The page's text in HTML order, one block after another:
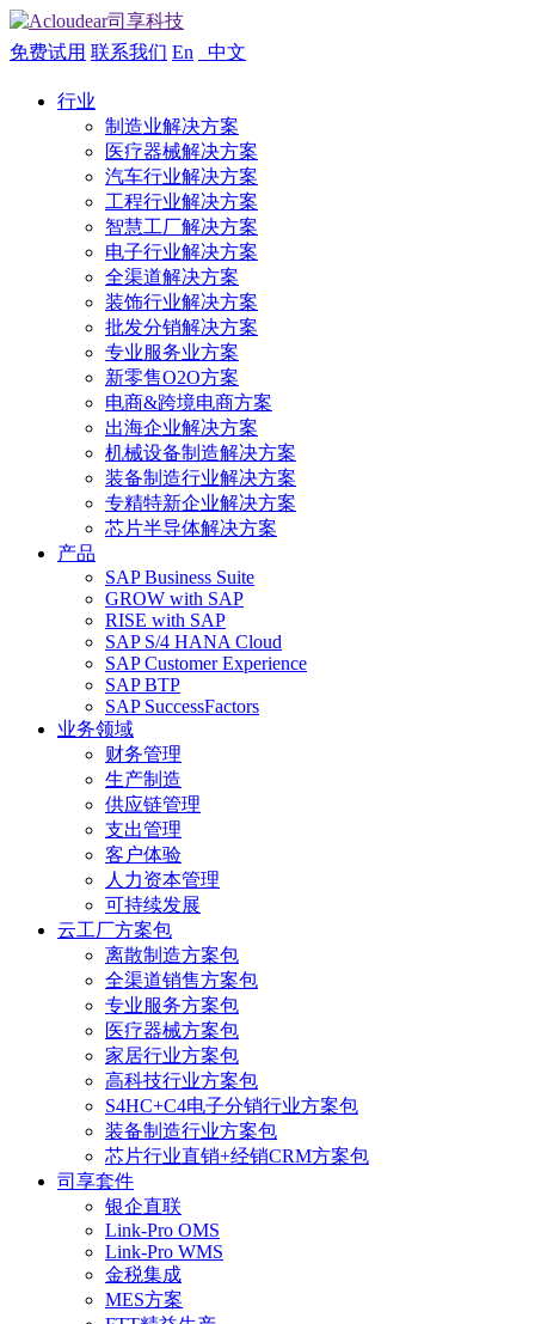
免费试用 联系我们 En 中文
行业
制造业解决方案
医疗器械解决方案
汽车行业解决方案
工程行业解决方案
智慧工厂解决方案
电子行业解决方案
全渠道解决方案
装饰行业解决方案
批发分销解决方案
专业服务业方案
新零售O2O方案
电商&跨境电商方案
出海企业解决方案
机械设备制造解决方案
装备制造行业解决方案
专精特新企业解决方案
芯片半导体解决方案
产品
SAP Business Suite
GROW with SAP
RISE with SAP
SAP S/4 HANA Cloud
SAP Customer Experience
SAP BTP
SAP SuccessFactors
业务领域
财务管理
生产制造
供应链管理
支出管理
客户体验
人力资本管理
可持续发展
云工厂方案包
离散制造方案包
全渠道销售方案包
专业服务方案包
医疗器械方案包
家居行业方案包
高科技行业方案包
S4HC+C4电子分销行业方案包
装备制造行业方案包
芯片行业直销+经销CRM方案包
司享套件
银企直联
Link-Pro OMS
Link-Pro WMS
金税集成
MES方案